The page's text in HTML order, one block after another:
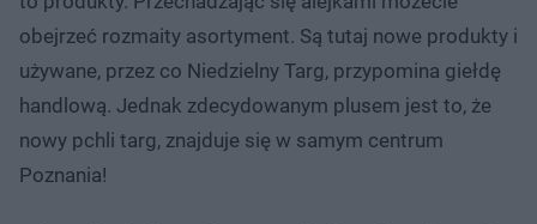
obejrzeć rozmaity asortyment. Są tutaj nowe produkty i
używane, przez co Niedzielny Targ, przypomina giełdę
handlową. Jednak zdecydowanym plusem jest to, że
nowy pchli targ, znajduje się w samym centrum
Poznania!